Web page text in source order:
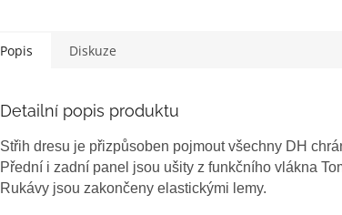
Popis Diskuze
Detailní popis produktu
Střih dresu je přizpůsoben pojmout všechny DH
Přední i zadní pa­nel jsou ušity z funkčního vlákna
Rukávy jsou zakončeny elastickými lemy.